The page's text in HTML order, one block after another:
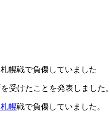
幌戦で負傷していました
受けたことを発表しました。
幌戦で負傷していました。